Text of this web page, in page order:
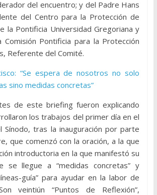
del encuentro; y del Padre Hans
del Centro para la Protección de
la Pontificia Universidad Gregoriana y
Comisión Pontificia para la Protección
Referente del Comité.
“Se espera de nosotros no solo
sino medidas concretas”
de este briefing fueron explicando
los trabajos del primer día en el
Sínodo, tras la inauguración por parte
que comenzó con la oración, a la que
introductoria en la que manifestó su
se llegue a “medidas concretas” y
guía” para ayudar en la labor de
veintiún “Puntos de Reflexión”,